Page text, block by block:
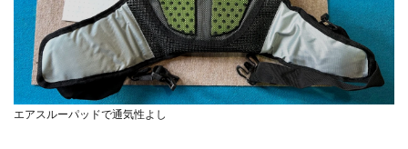
エアスルーパッドで通気性よし